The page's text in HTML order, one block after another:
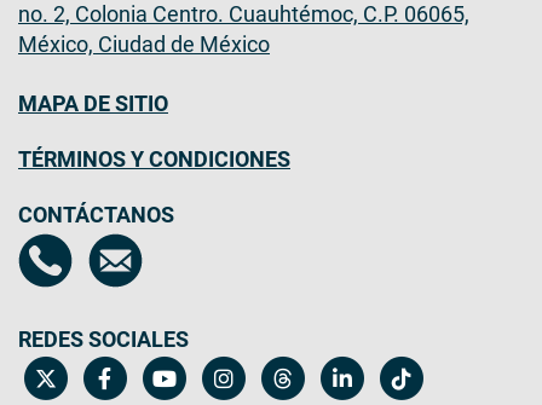
no. 2, Colonia Centro. Cuauhtémoc, C.P. 06065,
México, Ciudad de México
MAPA DE SITIO
TÉRMINOS Y CONDICIONES
CONTÁCTANOS
REDES SOCIALES